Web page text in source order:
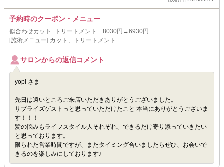
予約時のクーポン・メニュー
似合わせカット+トリートメント 8030円→6930円
[施術メニュー] カット、トリートメント
サロンからの返信コメント
yopi さま
先日は遠いところご来店いただきありがとうございました。
サプライズゲストっと思っていただけたこと 本当にありがとうございま
す！！！
髪の悩みもライフスタイル人それぞれ、できるだけ寄り添っていきたい
と思っております。
限られた営業時間ですが、またタイミング合いましたらぜひ、お会いで
きるのを楽しみにしております♪